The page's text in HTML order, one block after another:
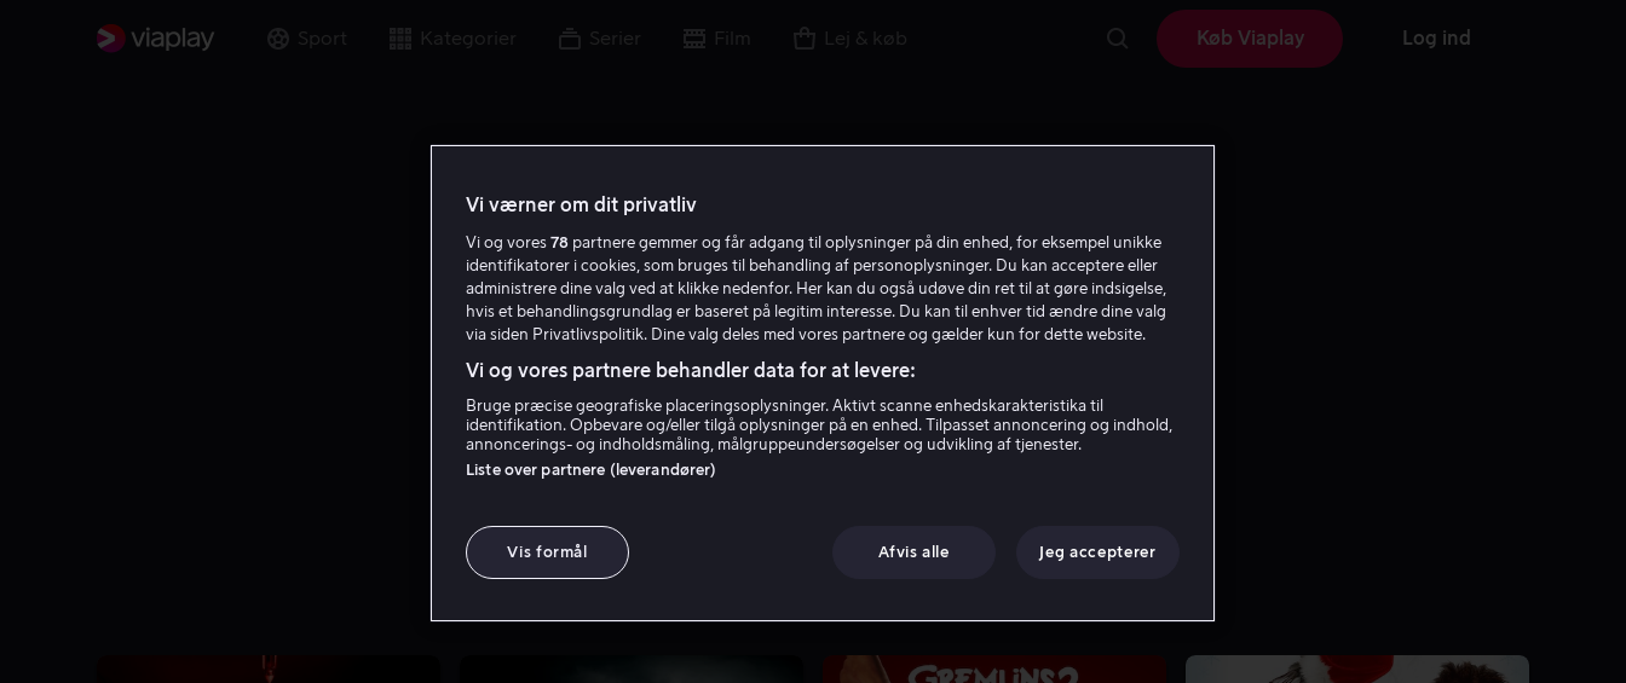
Sport Kategorier Serier Film Lej & køb Køb Viaplay Log ind
John Glover
Vi værner om dit privatliv
Vi og vores 78 partnere gemmer og får adgang til oplysninger på din enhed, for eksempel unikke
identifikatorer i cookies, som bruges til behandling af personoplysninger. Du kan acceptere eller
administrere dine valg ved at klikke nedenfor. Her kan du også udøve din ret til at gøre indsigelse,
hvis et behandlingsgrundlag er baseret på legitim interesse. Du kan til enhver tid ændre dine valg
via siden Privatlivspolitik. Dine valg deles med vores partnere og gælder kun for dette website.
Vi og vores partnere behandler data for at levere:
Bruge præcise geografiske placeringsoplysninger. Aktivt scanne enhedskarakteristika til
identifikation. Opbevare og/eller tilgå oplysninger på en enhed. Tilpasset annoncering og indhold,
annoncerings- og indholdsmåling, målgruppeundersøgelser og udvikling af tjenester.
Liste over partnere (leverandører)
Vis formål Afvis alle Jeg accepterer